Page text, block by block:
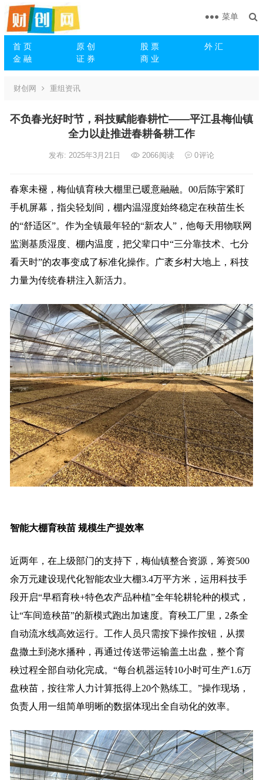
首 页 原 创 股 票
外 汇
金 融
证 券 商 业
菜单
财创网 重组资讯
不负春光好时节，科技赋能春耕忙——平江县梅仙镇
全力以赴推进春耕备耕工作
发布: 2025年3月21日 2066阅读 0评论
春寒未褪，梅仙镇育秧大棚里已暖意融融。00后陈宇紧盯
手机屏幕，指尖轻划间，棚内温湿度始终稳定在秧苗生长
的“舒适区”。作为全镇最年轻的“新农人”，他每天用物联网
监测基质湿度、棚内温度，把父辈口中“三分靠技术、七分
看天时”的农事变成了标准化操作。广袤乡村大地上，科技
力量为传统春耕注入新活力。
智能大棚育秧苗 规模生产提效率
近两年，在上级部门的支持下，梅仙镇整合资源，筹资500
余万元建设现代化智能农业大棚3.4万平方米，运用科技手
段开启“早稻育秧+特色农产品种植”全年轮耕轮种的模式，
让“车间造秧苗”的新模式跑出加速度。育秧工厂里，2条全
自动流水线高效运行。工作人员只需按下操作按钮，从摆
盘撒土到浇水播种，再通过传送带运输盖土出盘，整个育
秧过程全部自动化完成。“每台机器运转10小时可生产1.6万
盘秧苗，按往常人力计算抵得上20个熟练工。”操作现场，
负责人用一组简单明晰的数据体现出全自动化的效率。